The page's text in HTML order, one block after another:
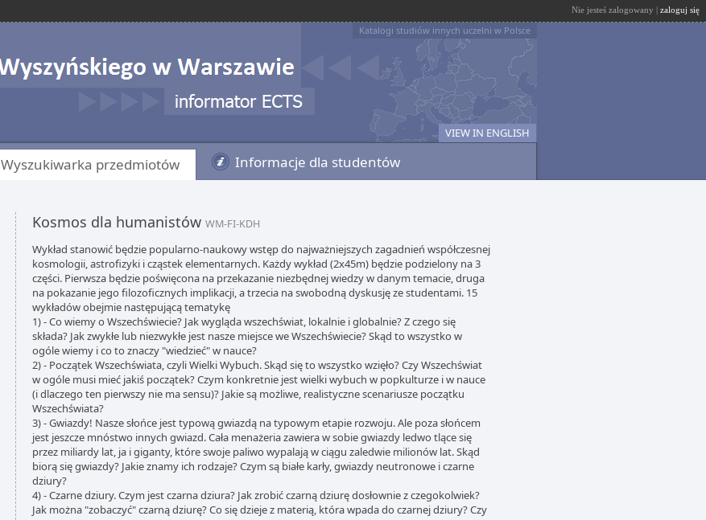
Nie jesteś zalogowany | zaloguj się
Katalogi studiów innych uczelni w Polsce
VIEW IN ENGLISH
Wyszukiwarka przedmiotów Informacje dla studentów
Kosmos dla humanistów WM-FI-KDH
Wykład stanowić będzie popularno-naukowy wstęp do najważniejszych zagadnień współczesnej
kosmologii, astrofizyki i cząstek elementarnych. Każdy wykład (2x45m) będzie podzielony na 3
części. Pierwsza będzie poświęcona na przekazanie niezbędnej wiedzy w danym temacie, druga
na pokazanie jego filozoficznych implikacji, a trzecia na swobodną dyskusję ze studentami. 15
wykładów obejmie następującą tematykę
1) - Co wiemy o Wszechświecie? Jak wygląda wszechświat, lokalnie i globalnie? Z czego się
składa? Jak zwykłe lub niezwykłe jest nasze miejsce we Wszechświecie? Skąd to wszystko w
ogóle wiemy i co to znaczy "wiedzieć" w nauce?
2) - Początek Wszechświata, czyli Wielki Wybuch. Skąd się to wszystko wzięło? Czy Wszechświat
w ogóle musi mieć jakiś początek? Czym konkretnie jest wielki wybuch w popkulturze i w nauce
(i dlaczego ten pierwszy nie ma sensu)? Jakie są możliwe, realistyczne scenariusze początku
Wszechświata?
3) - Gwiazdy! Nasze słońce jest typową gwiazdą na typowym etapie rozwoju. Ale poza słońcem
jest jeszcze mnóstwo innych gwiazd. Cała menażeria zawiera w sobie gwiazdy ledwo tlące się
przez miliardy lat, ja i giganty, które swoje paliwo wypalają w ciągu zaledwie milionów lat. Skąd
biorą się gwiazdy? Jakie znamy ich rodzaje? Czym są białe karły, gwiazdy neutronowe i czarne
dziury?
4) - Czarne dziury. Czym jest czarna dziura? Jak zrobić czarną dziurę dosłownie z czegokolwiek?
Jak można "zobaczyć" czarną dziurę? Co się dzieje z materią, która wpada do czarnej dziury? Czy